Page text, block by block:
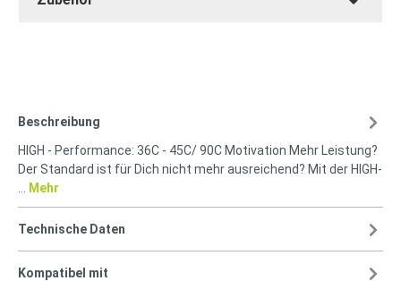
Beschreibung
HIGH - Performance: 36C - 45C/ 90C Motivation Mehr Leistung?
Der Standard ist für Dich nicht mehr ausreichend? Mit der HIGH-
Mehr
Technische Daten
Kompatibel mit